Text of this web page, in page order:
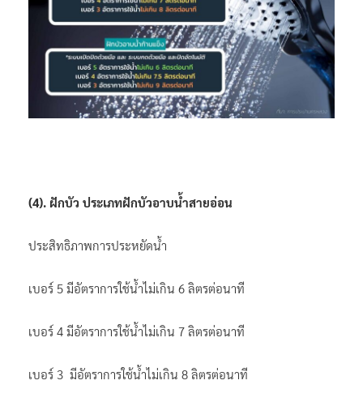
(4). ฝักบัว ประเภทฝักบัวอาบน้ำสายอ่อน
ประสิทธิภาพการประหยัดน้ำ
เบอร์ 5 มีอัตราการใช้น้ำไม่เกิน 6 ลิตรต่อนาที
เบอร์ 4 มีอัตราการใช้น้ำไม่เกิน 7 ลิตรต่อนาที
เบอร์ 3 มีอัตราการใช้น้ำไม่เกิน 8 ลิตรต่อนาที